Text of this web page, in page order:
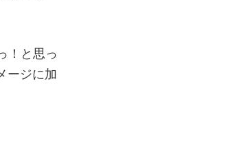
！と思っ
ージに加